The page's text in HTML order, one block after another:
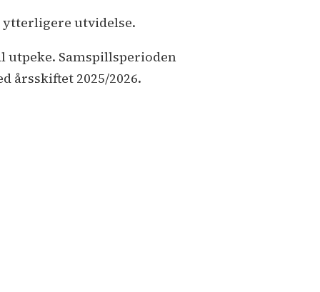
ytterligere utvidelse.
utpeke. Samspillsperioden
årsskiftet 2025/2026.